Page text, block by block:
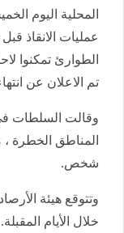
المحلية اليوم
عمليات الانقاذ
الطوارئ تمكنوا
تم الاعلان عن
وقالت السلطات
المناطق الخطرة
شخص.
وتتوقع هيئة
خلال الأيام المقبلة.